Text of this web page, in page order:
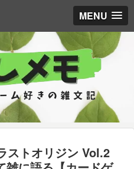
MENU
ストオリジン Vol.2